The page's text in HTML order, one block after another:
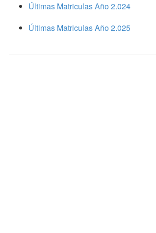
Últimas Matriculas Año 2.024
Últimas Matriculas Año 2.025